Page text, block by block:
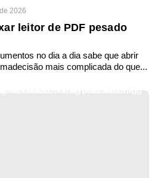
2026
leitor de PDF pesado
no dia a dia sabe que abrir
mais complicada do que...